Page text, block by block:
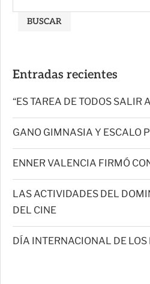
BUSCAR
Entradas recientes
“ES TAREA DE TODOS SALIR
GANO GIMNASIA Y ESCALO
ENNER VALENCIA FIRMÓ
LAS ACTIVIDADES DEL
DEL CINE
DÍA INTERNACIONAL DE